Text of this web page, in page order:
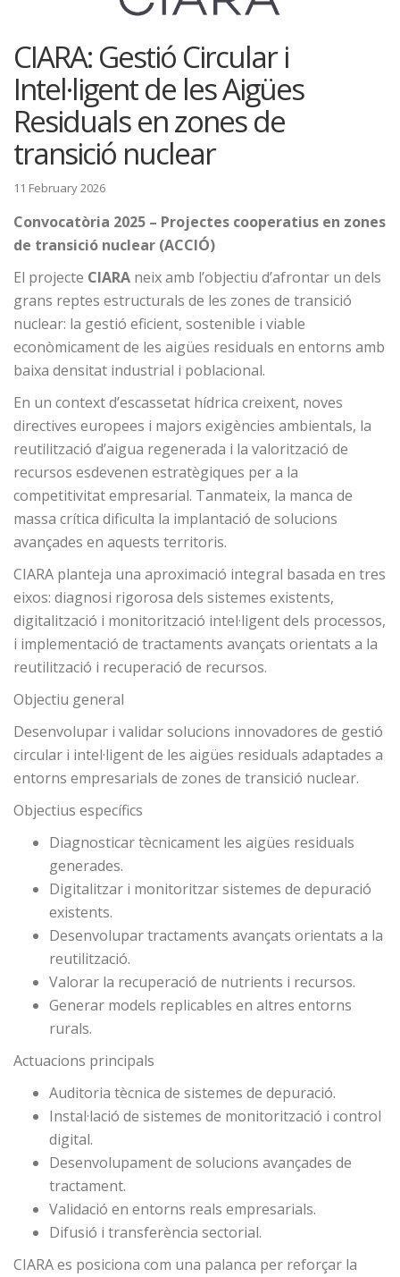
CIARA: Gestió Circular i
Intel·ligent de les Aigües
Residuals en zones de
transició nuclear
11 February 2026
Convocatòria 2025 – Projectes cooperatius en zones
de transició nuclear (ACCIÓ)
El projecte CIARA neix amb l’objectiu d’afrontar un dels
grans reptes estructurals de les zones de transició
nuclear: la gestió eficient, sostenible i viable
econòmicament de les aigües residuals en entorns amb
baixa densitat industrial i poblacional.
En un context d’escassetat hídrica creixent, noves
directives europees i majors exigències ambientals, la
reutilització d’aigua regenerada i la valorització de
recursos esdevenen estratègiques per a la
competitivitat empresarial. Tanmateix, la manca de
massa crítica dificulta la implantació de solucions
avançades en aquests territoris.
CIARA planteja una aproximació integral basada en tres
eixos: diagnosi rigorosa dels sistemes existents,
digitalització i monitorització intel·ligent dels processos,
i implementació de tractaments avançats orientats a la
reutilització i recuperació de recursos.
Objectiu general
Desenvolupar i validar solucions innovadores de gestió
circular i intel·ligent de les aigües residuals adaptades a
entorns empresarials de zones de transició nuclear.
Objectius específics
Diagnosticar tècnicament les aigües residuals
generades.
Digitalitzar i monitoritzar sistemes de depuració
existents.
Desenvolupar tractaments avançats orientats a la
reutilització.
Valorar la recuperació de nutrients i recursos.
Generar models replicables en altres entorns
rurals.
Actuacions principals
Auditoria tècnica de sistemes de depuració.
Instal·lació de sistemes de monitorització i control
digital.
Desenvolupament de solucions avançades de
tractament.
Validació en entorns reals empresarials.
Difusió i transferència sectorial.
CIARA es posiciona com una palanca per reforçar la